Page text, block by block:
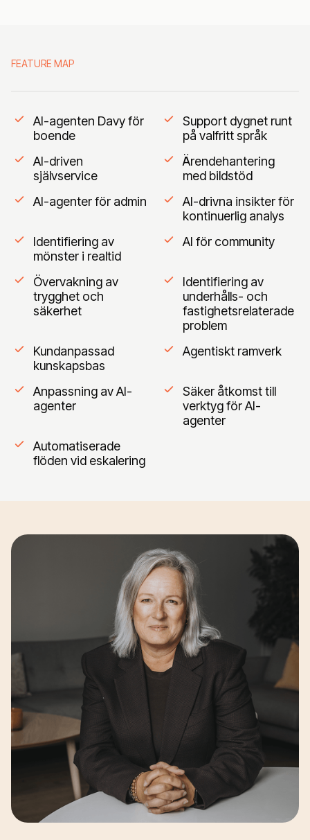
FEATURE MAP
AI-agenten Davy för
boende
Support dygnet runt
på valfritt språk
AI-driven
självservice
Ärendehantering
med bildstöd
AI-agenter för admin
AI-drivna insikter för
kontinuerlig analys
Identifiering av
mönster i realtid
AI för community
Övervakning av
trygghet och
säkerhet
Identifiering av
underhålls- och
fastighetsrelaterade
problem
Kundanpassad
kunskapsbas
Agentiskt ramverk
Anpassning av AI-
agenter
Säker åtkomst till
verktyg för AI-
agenter
Automatiserade
flöden vid eskalering